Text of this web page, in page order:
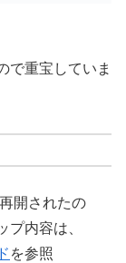
で重宝していま
開されたの
プ内容は、
を参照